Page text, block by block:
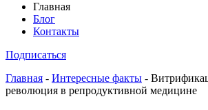
Главная
Блог
Контакты
Подписаться
Главная - Интересные факты -
революция в репродуктивной медицинe